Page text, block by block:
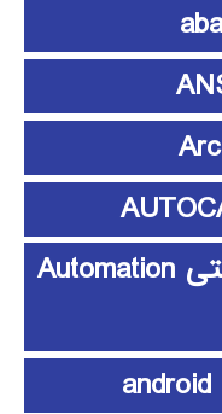
آموزش اتوماسیون صنعتی Automation